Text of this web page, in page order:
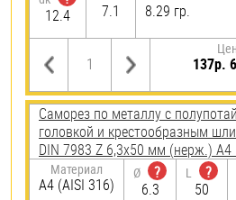
12.4
7.1 8.29 гр.
137р.
Саморез по металлу с
головкой и крестообразным
DIN 7983 Z 6,3х50 мм (нерж.) A4
Материал
A4 (AISI 316)
Ø
?
6.3
L
?
50